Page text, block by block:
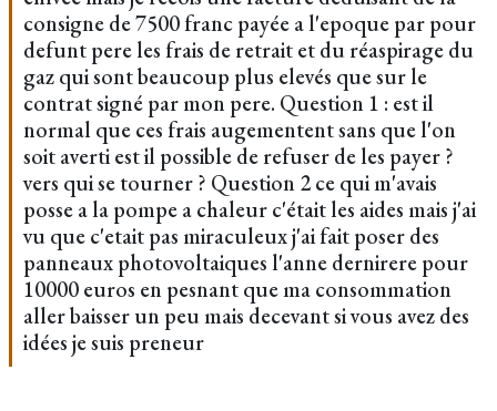
consigne de 7500 franc payée a l'epoque par pour
defunt pere les frais de retrait et du réaspirage du
gaz qui sont beaucoup plus elevés que sur le
contrat signé par mon pere. Question 1 : est il
normal que ces frais augementent sans que l'on
soit averti est il possible de refuser de les payer ?
vers qui se tourner ? Question 2 ce qui m'avais
posse a la pompe a chaleur c'était les aides mais j'ai
vu que c'etait pas miraculeux j'ai fait poser des
panneaux photovoltaiques l'anne dernirere pour
10000 euros en pesnant que ma consommation
aller baisser un peu mais decevant si vous avez des
idées je suis preneur